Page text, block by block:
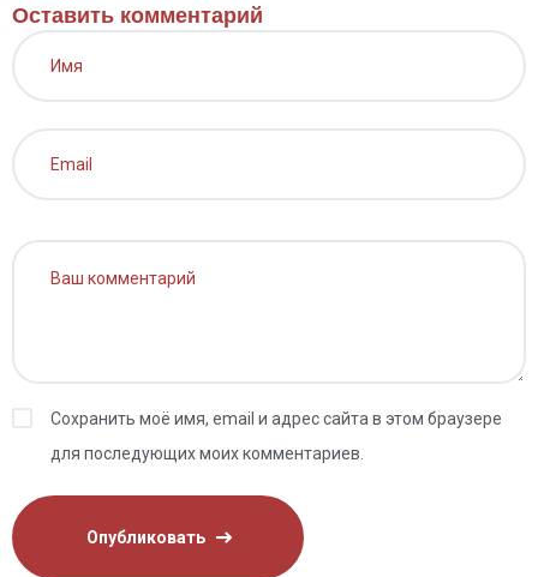
Оставить комментарий
Сохранить моё имя, email и адрес сайта в этом браузере
для последующих моих комментариев.